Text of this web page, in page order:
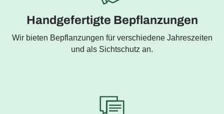
Handgefertigte Bepflanzungen
Wir bieten Bepflanzungen für verschiedene Jahreszeiten
und als Sichtschutz an.